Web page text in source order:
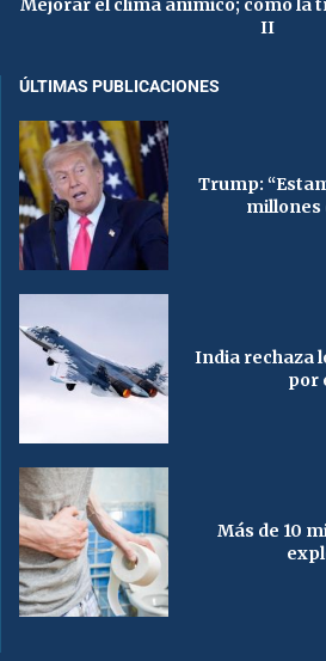
Mejorar el clima anímico; como la
II
ÚLTIMAS PUBLICACIONES
Trump:
millones
India rechaza
por
Más de 10